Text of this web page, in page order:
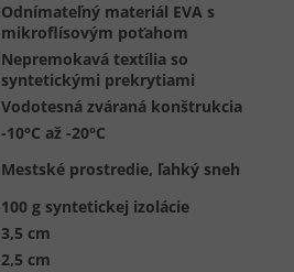
Odnímateľný materiál EVA s
mikroflísovým poťahom
Nepremokavá textília so
syntetickými prekrytiami
Vodotesná zváraná konštrukcia
-10°C až -20°C
Mestské prostredie, ľahký sneh
100 g syntetickej izolácie
3,5 cm
2,5 cm